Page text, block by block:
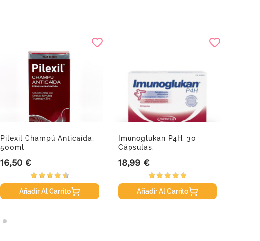
Pilexil Champú Anticaída,
500ml
Precio
16,50 €
Añadir Al Carrito
Imunoglukan P4H, 30
Cápsulas.
Precio
18,99 €
Añadir Al Carrito